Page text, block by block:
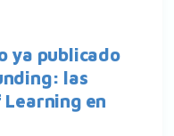
ya publicado
las
en